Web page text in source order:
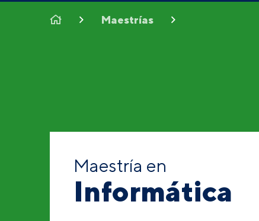
Maestrías
Maestría en
Informática